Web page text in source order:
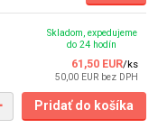
61,50 EUR/ks
50,00 EUR bez DPH
Skladom, expedujeme
do 24 hodín
Pridať do košíka